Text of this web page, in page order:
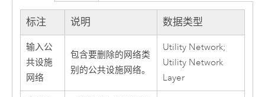
标注 说明 数据类型
输入公
共设施
网络
包含要删除的网络类
别的公共设施网络。
Utility Network;
Utility Network
Layer